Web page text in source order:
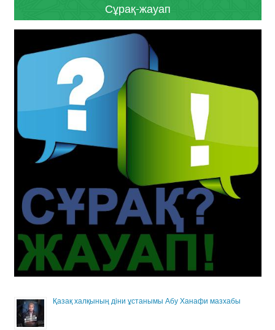
Сұрақ-жауап
Қазақ халқының діни ұстанымы Абу Ханафи мазхабы